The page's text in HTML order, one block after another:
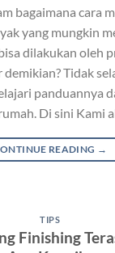
bagaimana cara
yang mungkin
dilakukan oleh
demikian? Tidak
panduannya
Di sini Kami
READING →
TIPS
Finishing